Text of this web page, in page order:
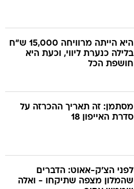
היא הייתה מרוויחה 15,000 ש"ח
בלילה כנערת ליווי, וכעת היא
חושפת הכל
מסתמן: זה תאריך ההכרזה על
סדרת האייפון 18
לפני הצ'ק-אאוט: הדברים
שהמלון מצפה שתיקחו - ואלה